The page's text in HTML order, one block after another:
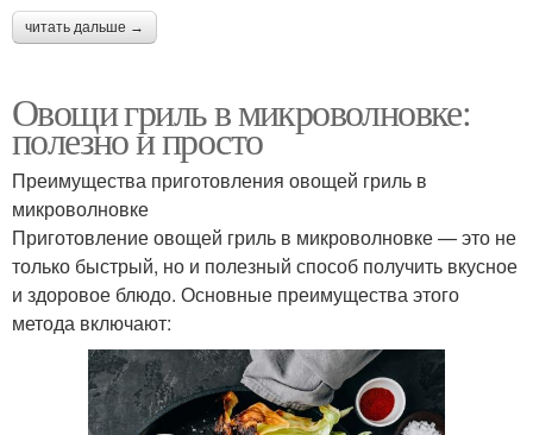
читать дальше →
Овощи гриль в микроволновке:
полезно и просто
Преимущества приготовления овощей гриль в
микроволновке
Приготовление овощей гриль в микроволновке — это не
только быстрый, но и полезный способ получить вкусное
и здоровое блюдо. Основные преимущества этого
метода включают: